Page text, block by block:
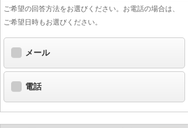
ご希望の回答方法をお選びください。お電話の場合は、
ご希望日時もお選びください。
メール
電話